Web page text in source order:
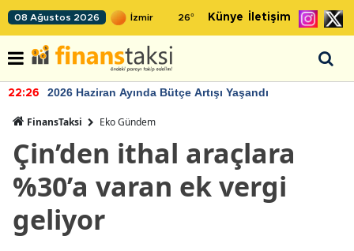
08 Ağustos 2026 26° Künye İletişim
22:26 2026 Haziran Ayında Bütçe Artışı Yaşandı
FinansTaksi Eko Gündem
Çin’den ithal araçlara
%30’a varan ek vergi
geliyor